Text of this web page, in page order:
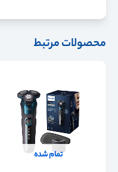
محصولات مرتبط
تمام شده